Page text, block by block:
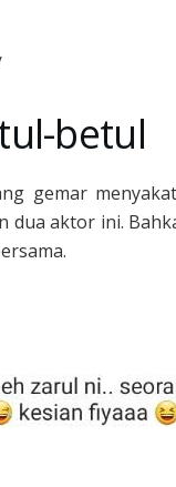
betul
gemar
dua aktor ini.